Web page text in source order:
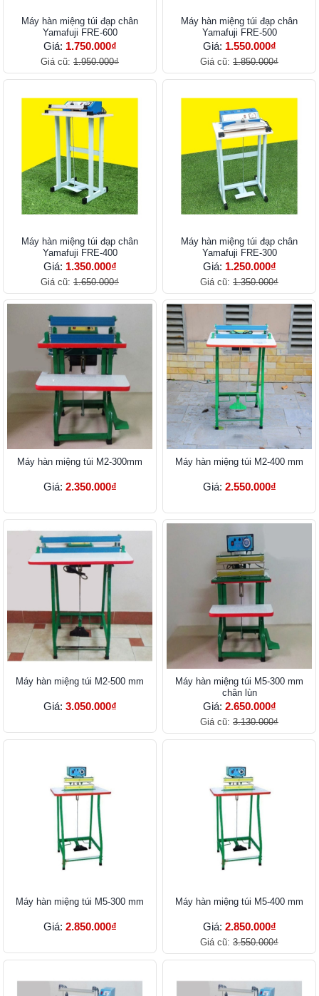
Máy hàn miệng túi đạp chân
Yamafuji FRE-600
Giá: 1.750.000₫
Giá cũ: 1.950.000₫
Máy hàn miệng túi đạp chân
Yamafuji FRE-500
Giá: 1.550.000₫
Giá cũ: 1.850.000₫
Máy hàn miệng túi đạp chân
Yamafuji FRE-400
Giá: 1.350.000₫
Giá cũ: 1.650.000₫
Máy hàn miệng túi đạp chân
Yamafuji FRE-300
Giá: 1.250.000₫
Giá cũ: 1.350.000₫
Máy hàn miệng túi M2-300mm
Giá: 2.350.000₫
Máy hàn miệng túi M2-400 mm
Giá: 2.550.000₫
Máy hàn miệng túi M2-500 mm
Giá: 3.050.000₫
Máy hàn miệng túi M5-300 mm
chân lùn
Giá: 2.650.000₫
Giá cũ: 3.130.000₫
Máy hàn miệng túi M5-300 mm
Giá: 2.850.000₫
Máy hàn miệng túi M5-400 mm
Giá: 2.850.000₫
Giá cũ: 3.550.000₫